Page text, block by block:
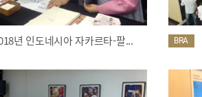
년 인도네시아 자카르타-팔... BRA